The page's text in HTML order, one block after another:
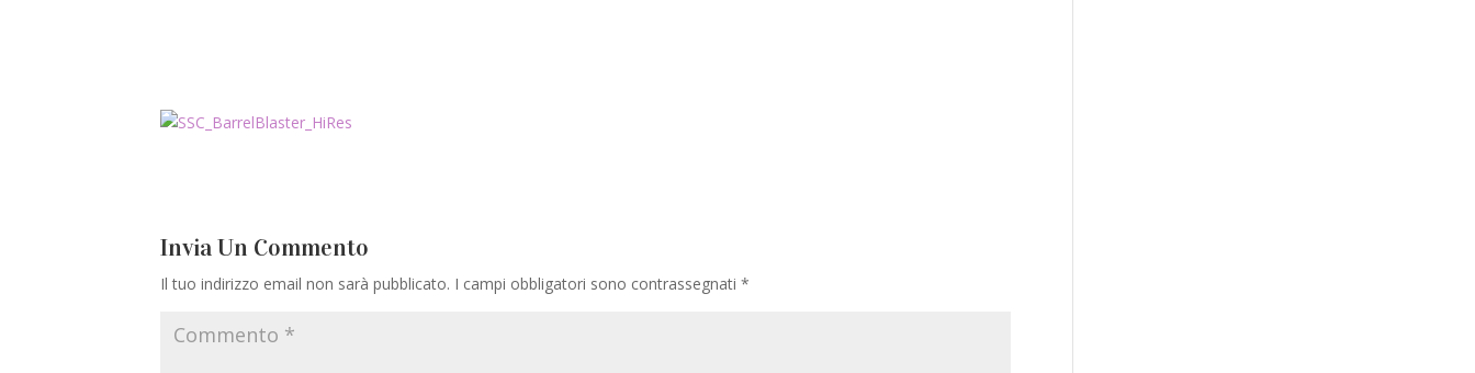
Invia Un Commento
Il tuo indirizzo email non sarà pubblicato. I campi obbligatori sono contrassegnati *